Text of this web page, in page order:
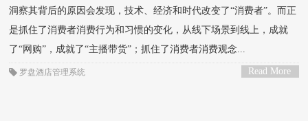
洞察其背后的原因会发现，技术、经济和时代改变了“消费者”。而正
是抓住了消费者消费行为和习惯的变化，从线下场景到线上，成就
了“网购”，成就了“主播带货”；抓住了消费者消费观念...
Read More
罗盘酒店管理系统